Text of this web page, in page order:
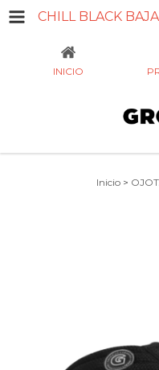
CHILL BLACK BAJA
INICIO
Inicio >